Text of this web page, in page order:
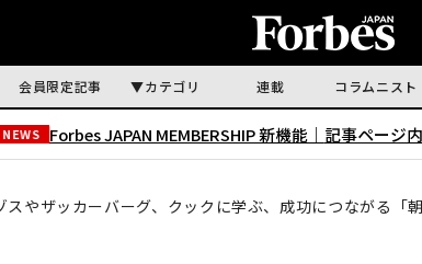
会員限定記事 カテゴリ 連載 コラムニスト
NEWS Forbes JAPAN MEMBERSHIP 新機能｜ 記事ページ
スやザッカーバーグ、クックに学ぶ、成功につながる「朝